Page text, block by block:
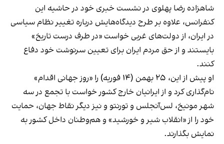
شاهزاده رضا پهلوی در نشست خبری خود در حاشیه این
کنفرانس، علاوه بر طرح دیدگاه‌هایش درباره تغییر نظام سیاسی
در ایران، از دولت‌های غربی خواست «در طرف درست تاریخ»
بایستند و از حق مردم ایران برای تعیین سرنوشت خود دفاع
کنند.
او پیش از این، ۲۵ بهمن (۱۴ فوریه) را «روز جهانی اقدام»
نام‌گذاری کرد و از ایرانیان خارج کشور خواست با تجمع در سه
شهر مونیخ، لس‌آنجلس و تورنتو و نیز دیگر نقاط جهان، حمایت
خود را از «انقلاب شیر و خورشید» و هم‌وطنان داخل کشور به
نمایش بگذارند.